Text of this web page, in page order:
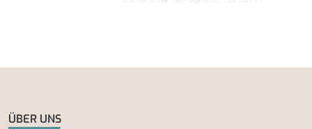
ÜBER UNS